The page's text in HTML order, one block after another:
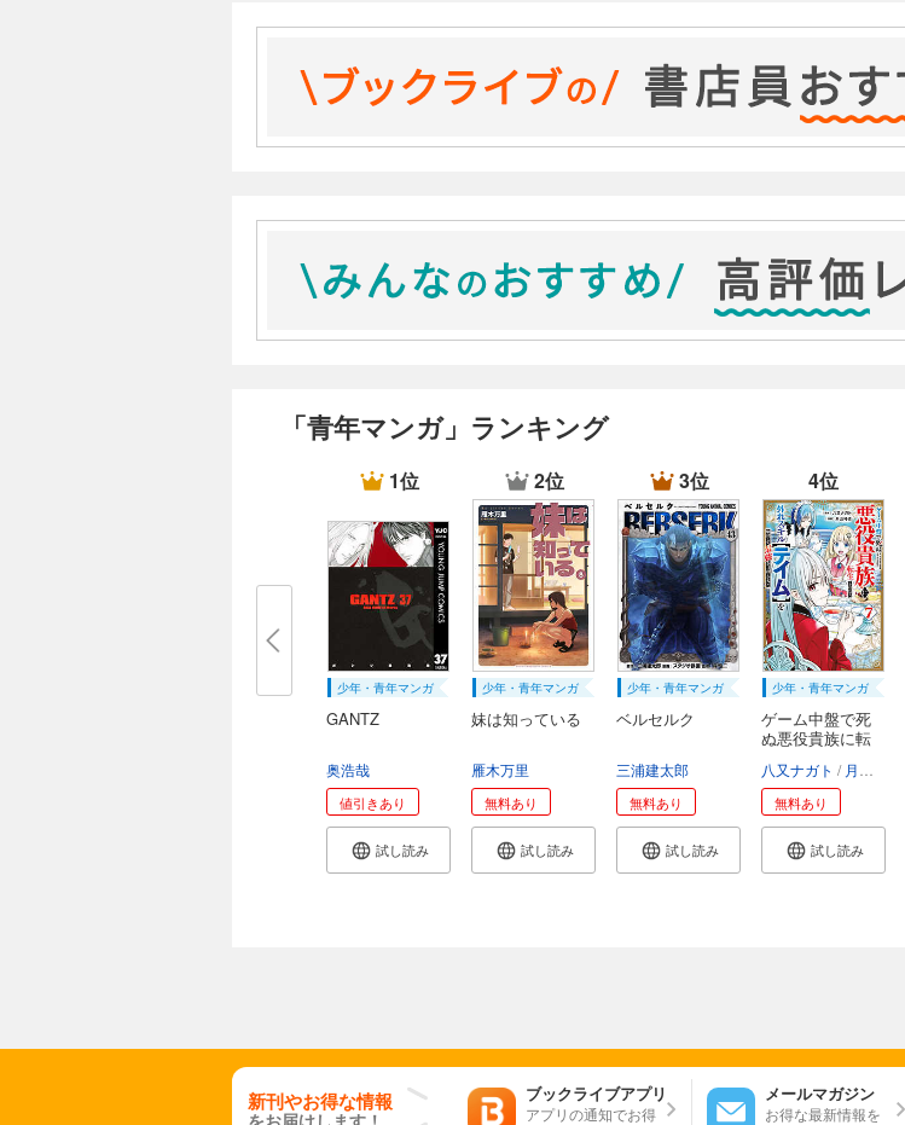
「青年マンガ」ランキング
1位
少年・青年マンガ
GANTZ
奥浩哉
値引きあり
試し読み
2位
少年・青年マンガ
妹は知っている
雁木万里
無料あり
試し読み
3位
少年・青年マンガ
ベルセルク
三浦建太郎
無料あり
試し読み
4位
少年・青年マンガ
ゲーム中盤で死
ぬ悪役貴族に転
八又ナガト 月山可也
無料あり
試し読み
新刊やお得な情報
をお届けします！
ブックライブアプリ
アプリの通知でお得
メールマガジン
お得な最新情報を